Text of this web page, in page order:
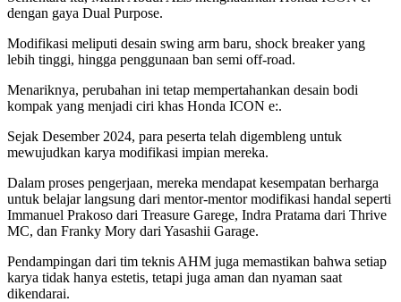
dengan gaya Dual Purpose.
Modifikasi meliputi desain swing arm baru, shock breaker yang
lebih tinggi, hingga penggunaan ban semi off-road.
Menariknya, perubahan ini tetap mempertahankan desain bodi
kompak yang menjadi ciri khas Honda ICON e:.
Sejak Desember 2024, para peserta telah digembleng untuk
mewujudkan karya modifikasi impian mereka.
Dalam proses pengerjaan, mereka mendapat kesempatan berharga
untuk belajar langsung dari mentor-mentor modifikasi handal seperti
Immanuel Prakoso dari Treasure Garege, Indra Pratama dari Thrive
MC, dan Franky Mory dari Yasashii Garage.
Pendampingan dari tim teknis AHM juga memastikan bahwa setiap
karya tidak hanya estetis, tetapi juga aman dan nyaman saat
dikendarai.